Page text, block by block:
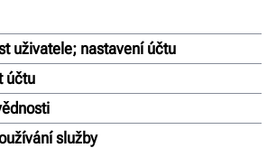
uživatele; nastavení účtu
účtu
služby